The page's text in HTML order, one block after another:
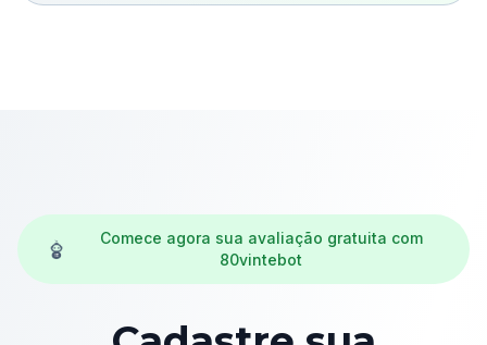
Comece agora sua avaliação gratuita com
80vintebot